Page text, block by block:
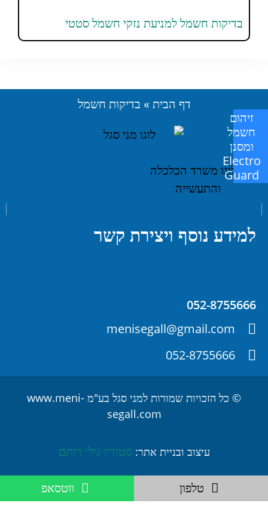
זיהום
חשמל
ומסנן
Electro
Guard
בדיקות חשמל למניעת נזקי חשמל סטטי
דף הבית » בדיקות חשמל
למידע נוסף ויצירת קשר
052-8755666
menisegall@gmail.com
052-8755666
© כל הזכויות שמורות למני סגל בע"מ www.meni-
segall.com
עיצוב ובניית אתר: סטודיו גילי רותם
טלפון ווטסאפ